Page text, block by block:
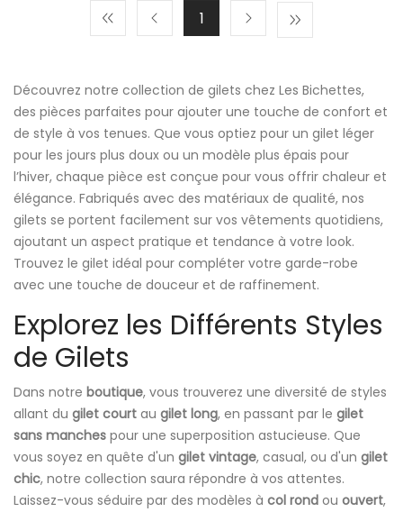
1
Découvrez notre collection de gilets chez Les Bichettes,
des pièces parfaites pour ajouter une touche de confort et
de style à vos tenues. Que vous optiez pour un gilet léger
pour les jours plus doux ou un modèle plus épais pour
l’hiver, chaque pièce est conçue pour vous offrir chaleur et
élégance. Fabriqués avec des matériaux de qualité, nos
gilets se portent facilement sur vos vêtements quotidiens,
ajoutant un aspect pratique et tendance à votre look.
Trouvez le gilet idéal pour compléter votre garde-robe
avec une touche de douceur et de raffinement.
Explorez les Différents Styles
de Gilets
Dans notre boutique, vous trouverez une diversité de styles
allant du gilet court au gilet long, en passant par le gilet
sans manches pour une superposition astucieuse. Que
vous soyez en quête d'un gilet vintage, casual, ou d'un gilet
chic, notre collection saura répondre à vos attentes.
Laissez-vous séduire par des modèles à col rond ou ouvert,